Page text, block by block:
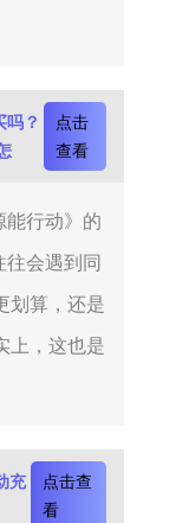
吗？
点击
查看
能行动》的
往会遇到同
划算，还是
上，这也是
充
点击查
看